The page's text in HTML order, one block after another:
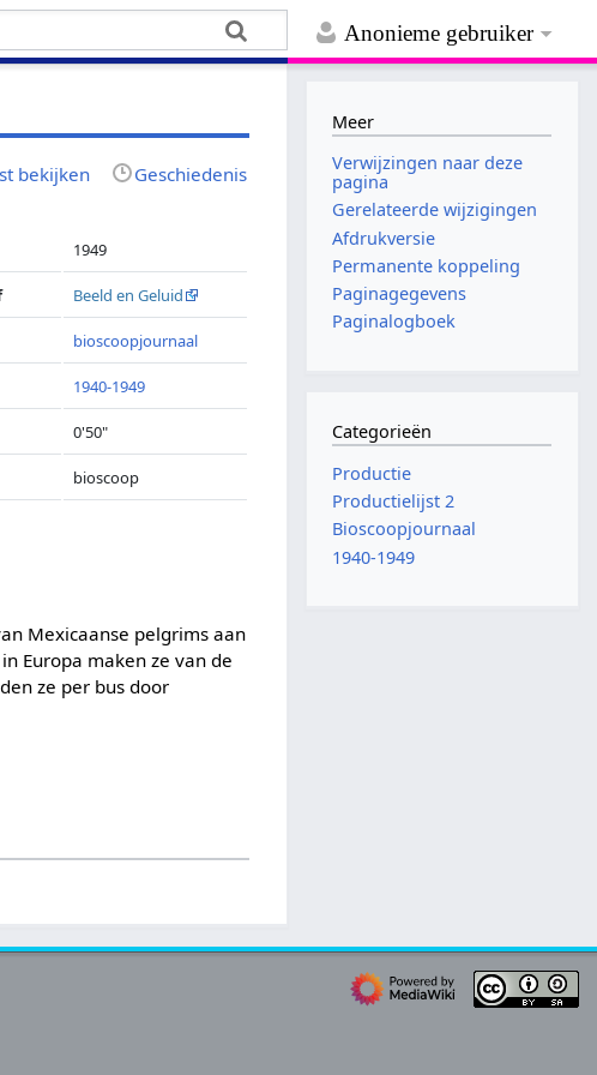
Anonieme gebruiker
bekijken Geschiedenis
1949
Beeld en Geluid
bioscoopjournaal
1940-1949
0'50"
bioscoop
Mexicaanse pelgrims aan
Europa maken ze van de
ze per bus door
Meer
Verwijzingen naar deze
pagina
Gerelateerde wijzigingen
Afdrukversie
Permanente koppeling
Paginagegevens
Paginalogboek
Categorieën
Productie
Productielijst 2
Bioscoopjournaal
1940-1949